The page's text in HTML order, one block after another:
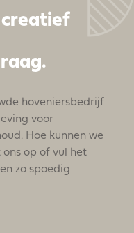
creatief
hoveniersbedrijf
voor
Hoe kunnen we
op of vul het
zo spoedig